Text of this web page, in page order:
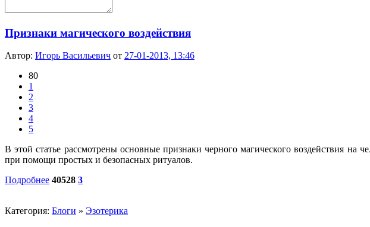
Признаки магического воздействия
Автор: Игорь Васильевич от 27-01-2013, 13:46
80
1
2
3
4
5
В этой статье рассмотрены основные признаки черного магического воздействия
при помощи простых и безопасных ритуалов.
Подробнее 40528 3
Категория: Блоги » Эзотерика